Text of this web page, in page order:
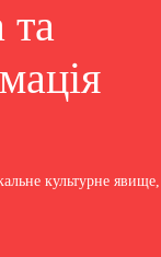
та
культурне явище,